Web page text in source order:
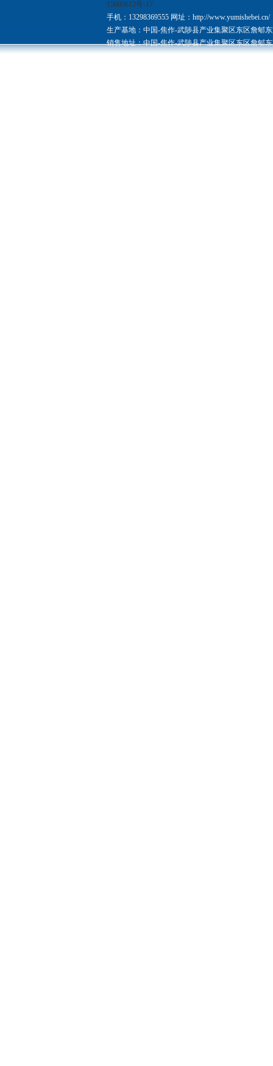
15005612号-17
手机：13298369555 网址：http://www.yumishebei.cn/
生产基地：中国-焦作-武陟县产业集聚区东区詹郇
销售地址：中国-焦作-武陟县产业集聚区东区詹郇